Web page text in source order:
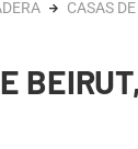
CASAS